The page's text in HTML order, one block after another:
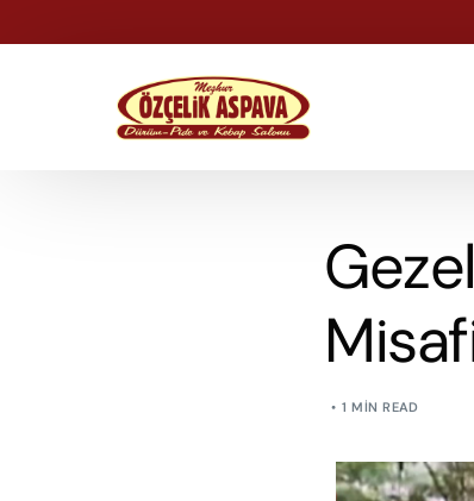
1 MIN READ